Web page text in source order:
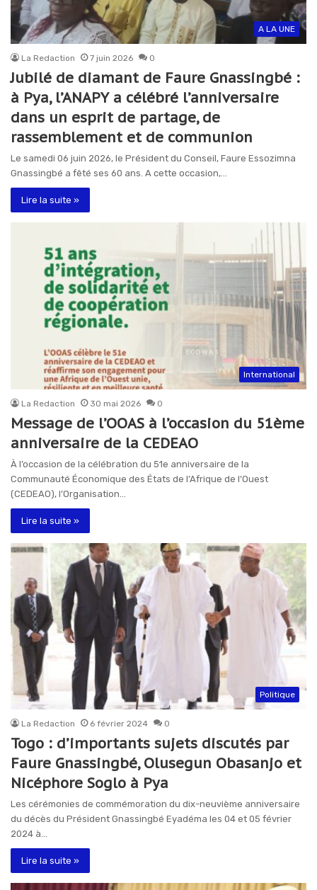
A LA UNE
La Redaction 7 juin 2026 0
Jubilé de diamant de Faure Gnassingbé :
à Pya, l’ANAPY a célébré l’anniversaire
dans un esprit de partage, de
rassemblement et de communion
Le samedi 06 juin 2026, le Président du Conseil, Faure Essozimna
Gnassingbé a fêté ses 60 ans. A cette occasion,…
Lire la suite »
International
La Redaction 30 mai 2026 0
Message de l’OOAS à l’occasion du 51ème
anniversaire de la CEDEAO
À l’occasion de la célébration du 51e anniversaire de la
Communauté Économique des États de l’Afrique de l’Ouest
(CEDEAO), l’Organisation…
Lire la suite »
Politique
La Redaction 6 février 2024 0
Togo : d’importants sujets discutés par
Faure Gnassingbé, Olusegun Obasanjo et
Nicéphore Soglo à Pya
Les cérémonies de commémoration du dix-neuvième anniversaire
du décès du Président Gnassingbé Eyadéma les 04 et 05 février
2024 à…
Lire la suite »